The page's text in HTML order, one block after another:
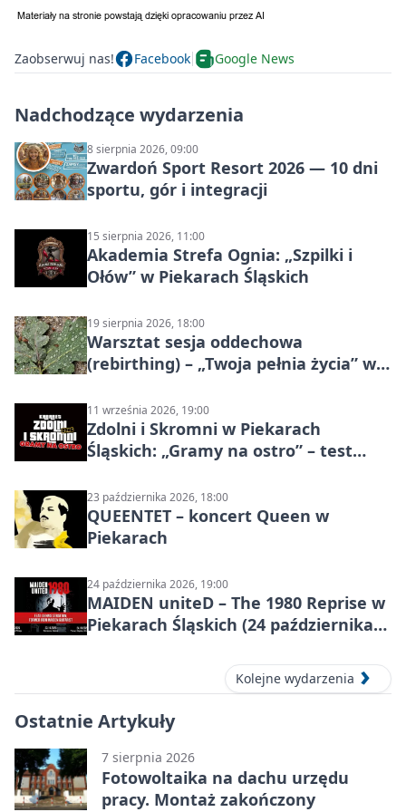
Zaobserwuj nas! Facebook Google News
Nadchodzące wydarzenia
8 sierpnia 2026, 09:00
Zwardoń Sport Resort 2026 — 10 dni
sportu, gór i integracji
15 sierpnia 2026, 11:00
Akademia Strefa Ognia: „Szpilki i
Ołów” w Piekarach Śląskich
19 sierpnia 2026, 18:00
Warsztat sesja oddechowa
(rebirthing) – „Twoja pełnia życia” w
11 września 2026, 19:00
Zdolni i Skromni w Piekarach
Śląskich: „Gramy na ostro” – test
23 października 2026, 18:00
QUEENTET – koncert Queen w
Piekarach
24 października 2026, 19:00
MAIDEN uniteD – The 1980 Reprise w
Piekarach Śląskich (24 października
Kolejne wydarzenia
Ostatnie Artykuły
7 sierpnia 2026
Fotowoltaika na dachu urzędu
pracy. Montaż zakończony